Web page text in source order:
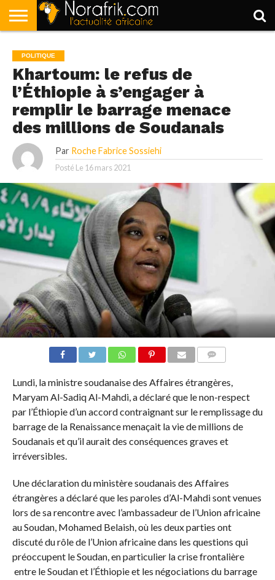
POLITIQUE
SOCIÉTÉ
ECONOMIE
SPORT
LIFESTYLE
POLITIQUE
Khartoum: le refus de
l’Éthiopie à s’engager à
remplir le barrage menace
des millions de Soudanais
Par Roche Fabrice Sossiehi
Posté Le 16 mars 2021
Lundi, la ministre soudanaise des Affaires étrangères,
Maryam Al-Sadiq Al-Mahdi, a déclaré que le non-respect
par l’Éthiopie d’un accord contraignant sur le remplissage du
barrage de la Renaissance menaçait la vie de millions de
Soudanais et qu’il aurait des conséquences graves et
irréversibles.
Une déclaration du ministère soudanais des Affaires
étrangères a déclaré que les paroles d’Al-Mahdi sont venues
lors de sa rencontre avec l’ambassadeur de l’Union africaine
au Soudan, Mohamed Belaish, où les deux parties ont
discuté du rôle de l’Union africaine dans les questions qui
préoccupent le Soudan, en particulier la crise frontalière
entre le Soudan et l’Éthiopie et les négociations du barrage